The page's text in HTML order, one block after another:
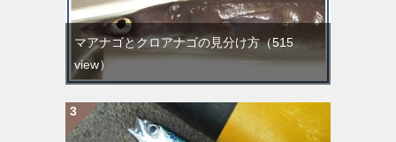
マアナゴとクロアナゴの見分け方（515
view）